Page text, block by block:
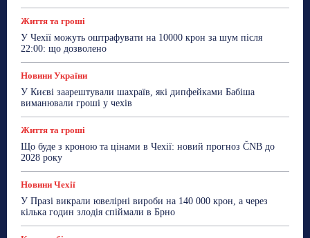
Життя та гроші
У Чехії можуть оштрафувати на 10000 крон за шум після
22:00: що дозволено
Новини України
У Києві заарештували шахраїв, які дипфейками Бабіша
виманювали гроші у чехів
Життя та гроші
Що буде з кроною та цінами в Чехії: новий прогноз ČNB до
2028 року
Новини Чехії
У Празі викрали ювелірні вироби на 140 000 крон, а через
кілька годин злодія спіймали в Брно